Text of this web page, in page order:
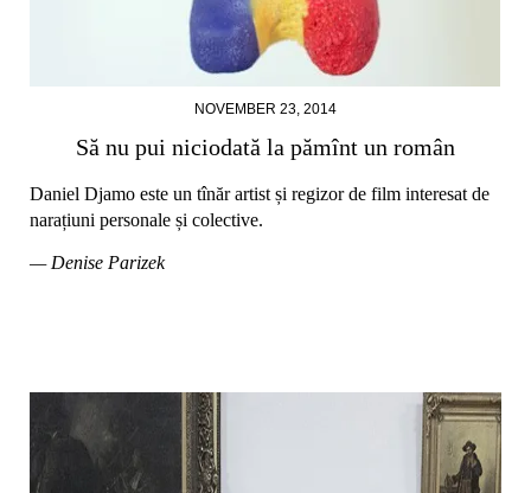
NOVEMBER 23, 2014
Să nu pui niciodată la pămînt un român
Daniel Djamo este un tînăr artist și regizor de film interesat de
narațiuni personale și colective.
— Denise Parizek